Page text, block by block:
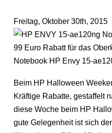
Freitag, Oktober 30th, 2015
99 Euro Rabatt für das
Notebook HP Envy 15-
Beim HP Halloween
Kräftige Rabatte, gestaffelt
diese Woche beim HP
gute Gelegenheit ist sich